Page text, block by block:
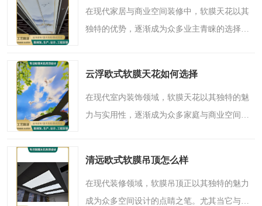
在现代家居与商业空间装修中，软膜天花以其
独特的优势，逐渐成为众多业主青睐的选择。
湿空间的理想装饰材..
云浮欧式软膜天花如何选择
在现代室内装饰领域，软膜天花以其独特的魅
力与实用性，逐渐成为众多家庭与商业空间的
现代工艺，营造出别..
清远欧式软膜吊顶怎么样
在现代装修领域，软膜吊顶正以其独特的魅力
成为众多空间设计的点睛之笔。尤其当它与典
软膜天花